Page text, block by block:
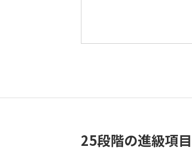
25段階の進級項目